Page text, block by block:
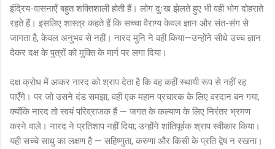
इंद्रिय-वासनाएँ बहुत शक्तिशाली होती हैं। लोग दुःख झेलते हुए भी वही भोग दोहराते
रहते हैं। इसलिए शास्त्र कहते हैं कि सच्चा वैराग्य केवल ज्ञान और संत-संग से
जागता है, केवल अनुभव से नहीं। नारद मुनि ने वही किया—उन्होंने सीधे उच्च ज्ञान
देकर दक्ष के पुत्रों को मुक्ति के मार्ग पर लगा दिया।
दक्ष क्रोध में आकर नारद को श्राप देता है कि वह कहीं स्थायी रूप से नहीं रह
पाएँगे। पर जो उसने दंड समझा, वही एक महान प्रचारक के लिए वरदान बन गया,
क्योंकि नारद तो स्वयं परिव्राजक हैं — जगत के कल्याण के लिए निरंतर भ्रमण
करने वाले। नारद ने प्रतिशाप नहीं दिया; उन्होंने शांतिपूर्वक श्राप स्वीकार किया।
यही सच्चे साधु का लक्षण है — सहिष्णुता, करुणा और किसी के प्रति द्वेष न रखना।